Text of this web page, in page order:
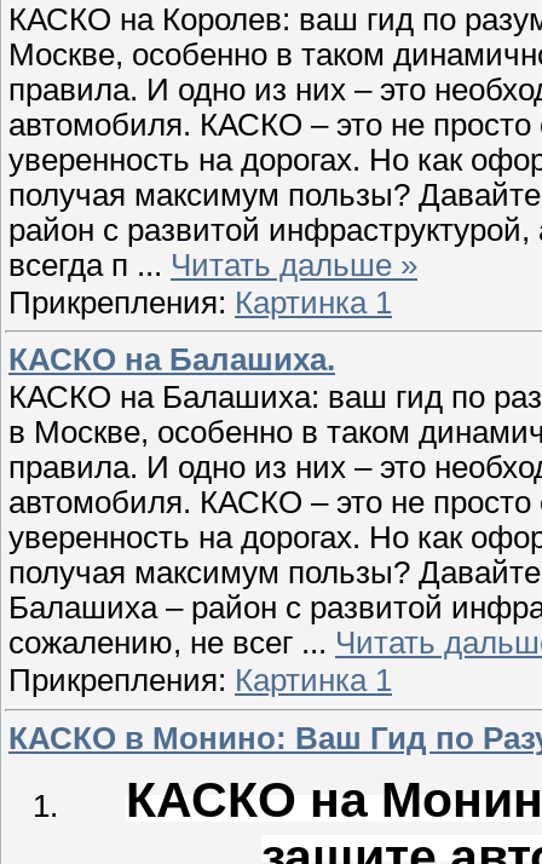
КАСКО на Королев: ваш гид по
Москве, особенно в таком
правила. И одно из них – это
автомобиля. КАСКО – это не
уверенность на дорогах. Но как
получая максимум пользы?
район с развитой
всегда п ... Читать дальше »
Прикрепления: Картинка 1
КАСКО на Балашиха.
КАСКО на Балашиха: ваш гид по
в Москве, особенно в таком
правила. И одно из них – это
автомобиля. КАСКО – это не
уверенность на дорогах. Но как
получая максимум пользы?
Балашиха – район с развитой
сожалению, не всег ... Читать
Прикрепления: Картинка 1
КАСКО в Монино: Ваш Гид по
КАСКО на
защите